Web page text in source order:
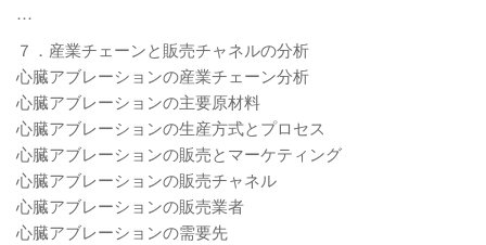
…
７．産業チェーンと販売チャネルの分析
心臓アブレーションの産業チェーン分析
心臓アブレーションの主要原材料
心臓アブレーションの生産方式とプロセス
心臓アブレーションの販売とマーケティング
心臓アブレーションの販売チャネル
心臓アブレーションの販売業者
心臓アブレーションの需要先